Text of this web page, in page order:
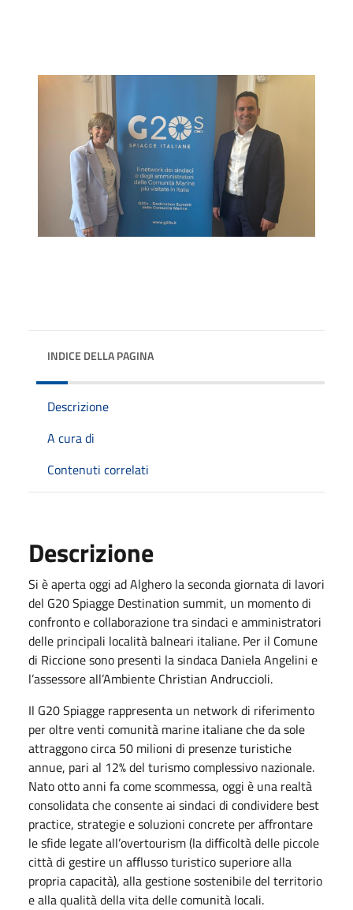
INDICE DELLA PAGINA
Descrizione
A cura di
Contenuti correlati
Descrizione
Si è aperta oggi ad Alghero la seconda giornata di lavori
del G20 Spiagge Destination summit, un momento di
confronto e collaborazione tra sindaci e amministratori
delle principali località balneari italiane. Per il Comune
di Riccione sono presenti la sindaca Daniela Angelini e
l’assessore all’Ambiente Christian Andruccioli.
Il G20 Spiagge rappresenta un network di riferimento
per oltre venti comunità marine italiane che da sole
attraggono circa 50 milioni di presenze turistiche
annue, pari al 12% del turismo complessivo nazionale.
Nato otto anni fa come scommessa, oggi è una realtà
consolidata che consente ai sindaci di condividere best
practice, strategie e soluzioni concrete per affrontare
le sfide legate all’overtourism (la difficoltà delle piccole
città di gestire un afflusso turistico superiore alla
propria capacità), alla gestione sostenibile del territorio
e alla qualità della vita delle comunità locali.